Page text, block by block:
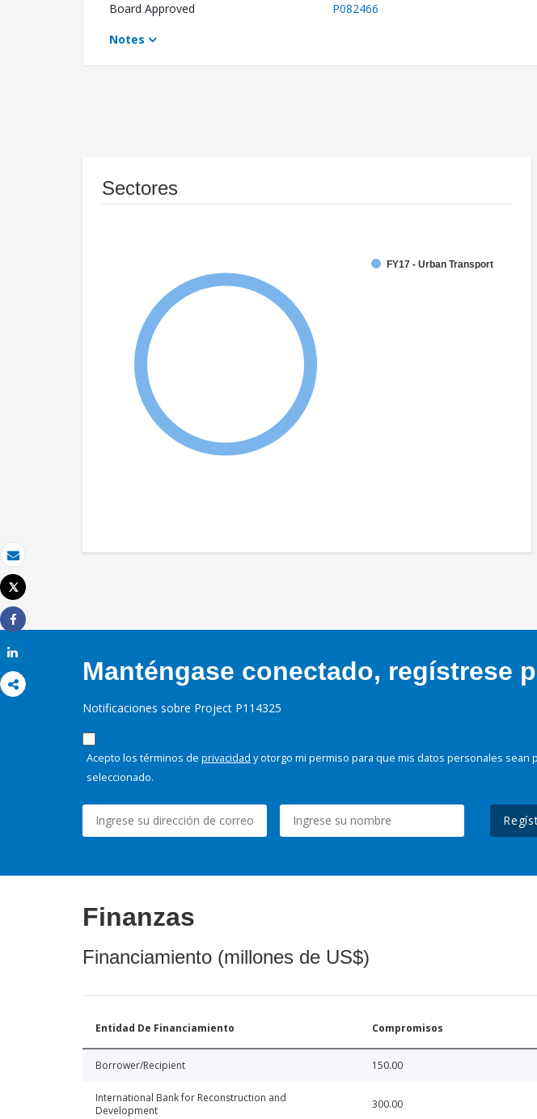
Correo electrónico
Imprimir
Tweet
Share
Board Approved
P082466
Notes
Sectores
FY17 - Urban Transport
Manténgase conectado, regístrese
Notificaciones sobre Project P114325
Acepto los términos de privacidad y otorgo mi permiso para que mis datos personales
seleccionado.
Finanzas
Financiamiento (millones de US$)
Entidad De Financiamiento Compromisos
Borrower/Recipient 150.00
International Bank for Reconstruction and
Development
300.00